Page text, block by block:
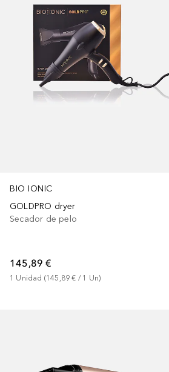
BIO IONIC
GOLDPRO dryer
Secador de pelo
145,89 €
1 Unidad (145,89 € / 1 Un)